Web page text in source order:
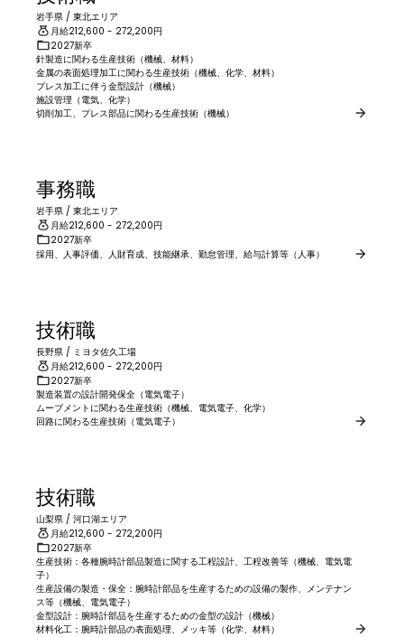
岩手県 / 東北エリア
月給212,600 - 272,200円
2027新卒
針製造に関わる生産技術（機械、材料）
金属の表面処理加工に関わる生産技術（機械、化学、材料）
プレス加工に伴う金型設計（機械）
施設管理（電気、化学）
切削加工、プレス部品に関わる生産技術（機械）
事務職
岩手県 / 東北エリア
月給212,600 - 272,200円
2027新卒
採用、人事評価、人財育成、技能継承、勤怠管理、給与計算等（人事）
技術職
長野県 / ミヨタ佐久工場
月給212,600 - 272,200円
2027新卒
製造装置の設計開発保全（電気電子）
ムーブメントに関わる生産技術（機械、電気電子、化学）
回路に関わる生産技術（電気電子）
技術職
山梨県 / 河口湖エリア
月給212,600 - 272,200円
2027新卒
生産技術：各種腕時計部品製造に関する工程設計、工程改善等（機械、電気電
子）
生産設備の製造・保全：腕時計部品を生産するための設備の製作、メンテナン
ス等（機械、電気電子）
金型設計：腕時計部品を生産するための金型の設計（機械）
材料化工：腕時計部品の表面処理、メッキ等（化学、材料）